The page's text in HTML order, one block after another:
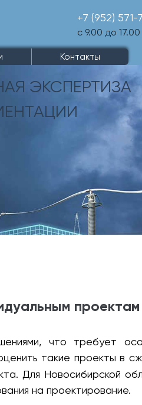
+7 (952) 571-
с 9.00 до
Контакты
ЭКСПЕРТИЗА
проектам
что требует
такие проекты в
Для Новосибирской
на проектирование.